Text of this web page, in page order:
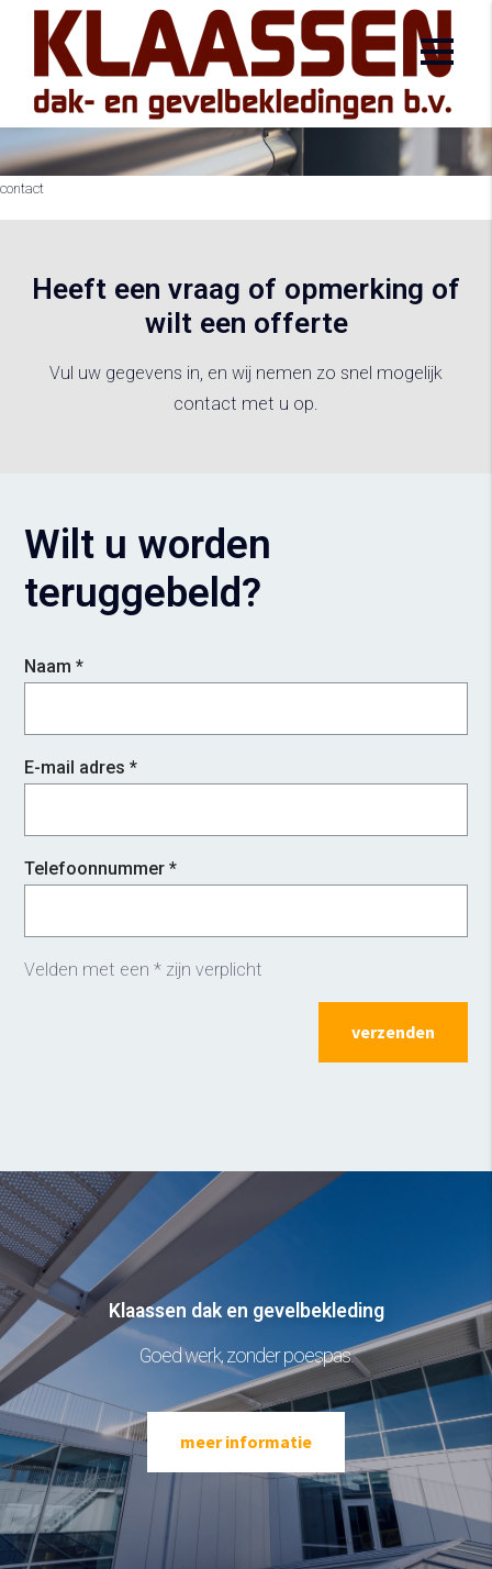
Bel mij terug
voor vragen en offertes
contact
Heeft een vraag of opmerking of
wilt een offerte
Vul uw gegevens in, en wij nemen zo snel mogelijk
contact met u op.
Wilt u worden
teruggebeld?
Naam *
E-mail adres *
Telefoonnummer *
Velden met een * zijn verplicht
verzenden
Klaassen dak en gevelbekleding
Goed werk, zonder poespas.
meer informatie